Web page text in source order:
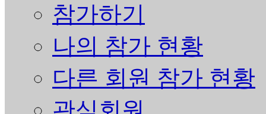
참가하기
나의 참가 현황
다른 회원 참가 현황